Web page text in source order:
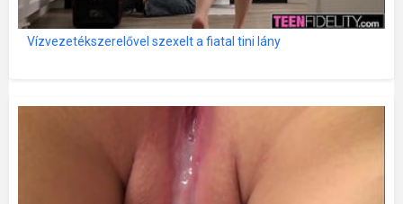
Vízvezetékszerelővel szexelt a fiatal tini lány